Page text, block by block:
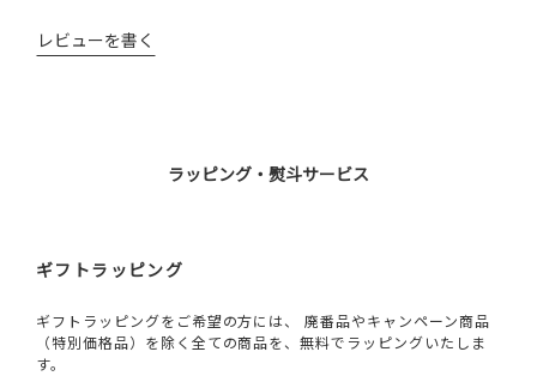
レビューを書く
ラッピング・熨斗サービス
ギフトラッピング
ギフトラッピングをご希望の方には、 廃番品やキャンペーン商品
（特別価格品）を除く全ての商品を、無料でラッピングいたしま
す。